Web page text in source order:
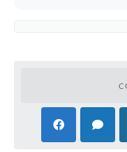
Arquivos para Download